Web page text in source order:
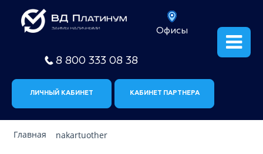
Офисы
8 800 333 08 38
ЛИЧНЫЙ КАБИНЕТ КАБИНЕТ ПАРТНЕРА
Главная nakartuother